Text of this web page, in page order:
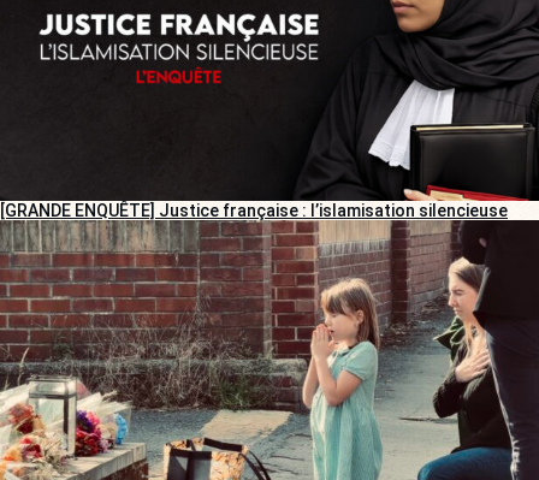
[GRANDE ENQUÊTE] Justice française : l’islamisation silencieuse